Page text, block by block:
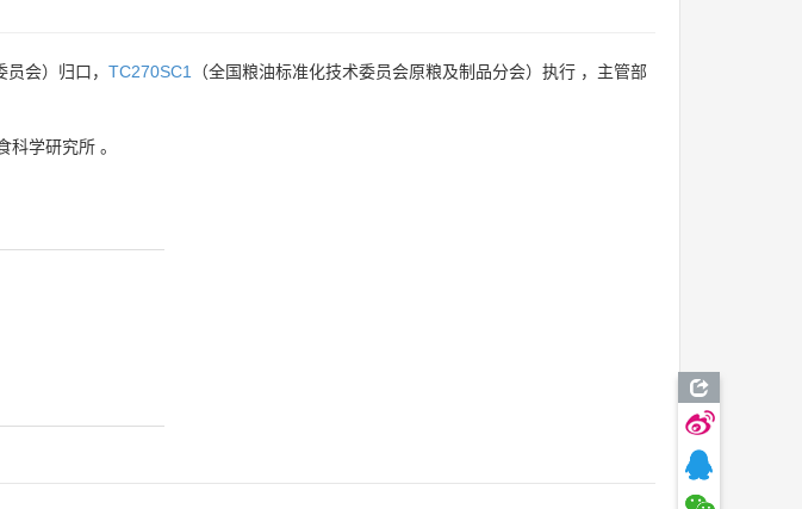
员会）归口， TC270SC1
（全国粮油标准化技术委员会原粮及制品分会）执行 ，主管部
科学研究所 。